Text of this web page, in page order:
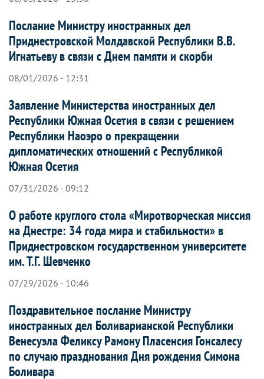
Послание Министру иностранных дел
Приднестровской Молдавской Республики В.В.
Игнатьеву в связи с Днем памяти и скорби
08/01/2026 - 12:31
Заявление Министерства иностранных дел
Республики Южная Осетия в связи с решением
Республики Наоэро о прекращении
дипломатических отношений с Республикой
Южная Осетия
07/31/2026 - 09:12
О работе круглого стола «Миротворческая миссия
на Днестре: 34 года мира и стабильности» в
Приднестровском государственном университете
им. Т.Г. Шевченко
07/29/2026 - 10:46
Поздравительное послание Министру
иностранных дел Боливарианской Республики
Венесуэла Феликсу Рамону Пласенсия Гонсалесу
по случаю празднования Дня рождения Симона
Боливара